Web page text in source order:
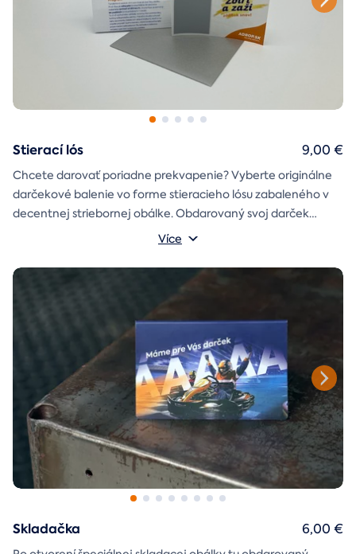
Stierací lós
Chcete darovať poriadne prekvapenie? Vyberte originálne
darčekové balenie vo forme stieracieho lósu zabaleného v
decentnej striebornej obálke. Obdarovaný svoj darček
objaví až po chvíľke napätia počas stierania. Jedno je isté, u
Více
9,00 €
Skladačka 6,00 €